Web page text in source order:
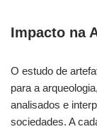
Impacto na
O estudo de
para a
analisados e
sociedades. A